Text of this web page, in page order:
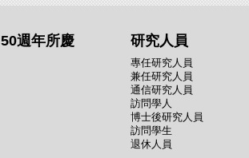
50週年所慶 研究人員
專任研究人員
兼任研究人員
通信研究人員
訪問學人
博士後研究人員
訪問學生
退休人員